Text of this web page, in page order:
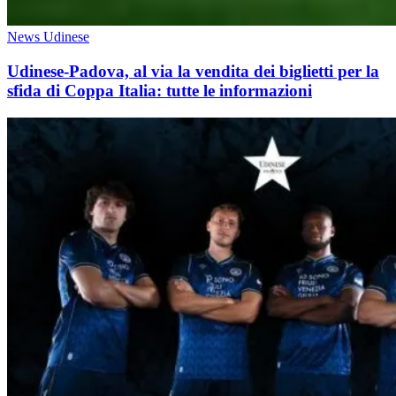
News Udinese
Udinese-Padova, al via la vendita dei biglietti per la
sfida di Coppa Italia: tutte le informazioni